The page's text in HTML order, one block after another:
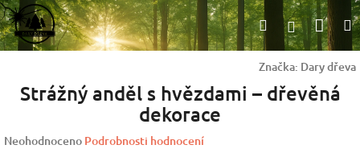
Přejít
na
obsah
HledatPřihlášení
Značka: Dary dřeva
Strážný anděl s hvězdami – dřevěná
dekorace
Průměrné
Neohodnoceno Podrobnosti hodnocení